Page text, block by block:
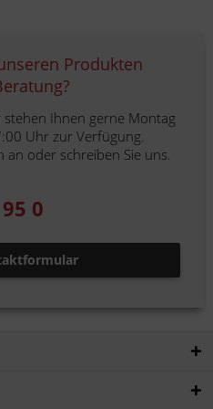
Produkten
Ihnen gerne Montag
Uhr zur Verfügung.
an oder schreiben Sie uns.
0